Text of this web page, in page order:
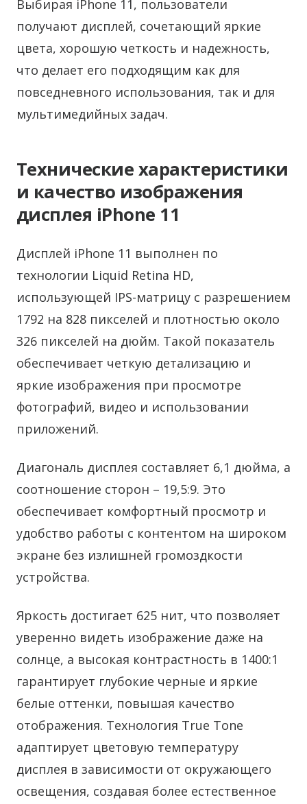
Выбирая iPhone 11, пользователи
получают дисплей, сочетающий яркие
цвета, хорошую четкость и надежность,
что делает его подходящим как для
повседневного использования, так и для
мультимедийных задач.
Технические характеристики
и качество изображения
дисплея iPhone 11
Дисплей iPhone 11 выполнен по
технологии Liquid Retina HD,
использующей IPS-матрицу с разрешением
1792 на 828 пикселей и плотностью около
326 пикселей на дюйм. Такой показатель
обеспечивает четкую детализацию и
яркие изображения при просмотре
фотографий, видео и использовании
приложений.
Диагональ дисплея составляет 6,1 дюйма, а
соотношение сторон – 19,5:9. Это
обеспечивает комфортный просмотр и
удобство работы с контентом на широком
экране без излишней громоздкости
устройства.
Яркость достигает 625 нит, что позволяет
уверенно видеть изображение даже на
солнце, а высокая контрастность в 1400:1
гарантирует глубокие черные и яркие
белые оттенки, повышая качество
отображения. Технология True Tone
адаптирует цветовую температуру
дисплея в зависимости от окружающего
освещения, создавая более естественное